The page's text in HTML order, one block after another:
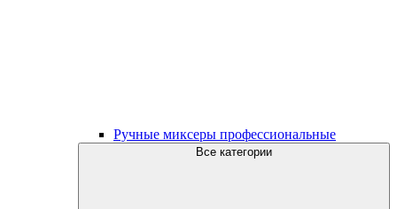
Ручные миксеры профессиональные
Все категории